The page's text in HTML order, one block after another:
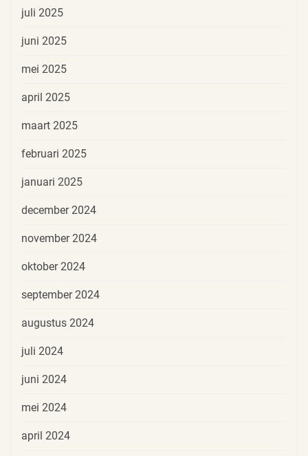
juli 2025
juni 2025
mei 2025
april 2025
maart 2025
februari 2025
januari 2025
december 2024
november 2024
oktober 2024
september 2024
augustus 2024
juli 2024
juni 2024
mei 2024
april 2024